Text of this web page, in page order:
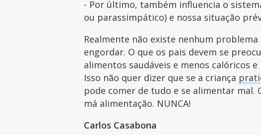
- Por último, também influencia o
ou parassimpático) e nossa situação
Realmente não existe nenhum
engordar. O que os pais devem se
alimentos saudáveis e menos calóricos
Isso não quer dizer que se a criança
pode comer de tudo e se alimentar mal.
má alimentação. NUNCA!
Carlos Casabona